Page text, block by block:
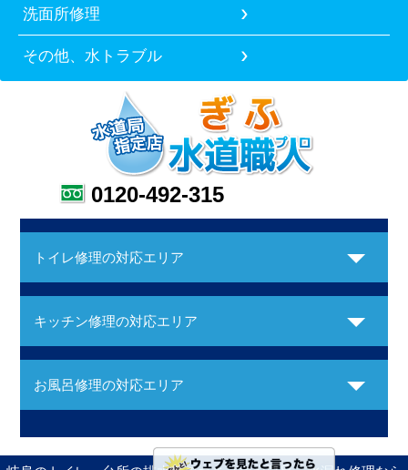
洗面所修理
その他、水トラブル
0120-492-315
トイレ修理の対応エリア
キッチン修理の対応エリア
お風呂修理の対応エリア